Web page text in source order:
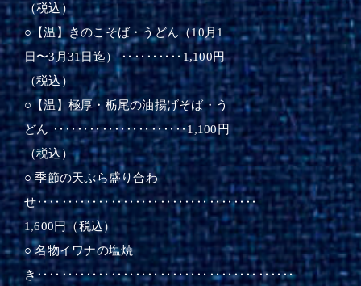
（税込）
○【温】きのこそば・うどん（10月1
日〜3月31日迄） ‥‥‥‥‥1,100円
（税込）
○【温】極厚・栃尾の油揚げそば・う
どん ‥‥‥‥‥‥‥‥‥‥‥1,100円
（税込）
○ 季節の天ぷら盛り合わ
せ‥‥‥‥‥‥‥‥‥‥‥‥‥‥‥‥‥‥
1,600円（税込）
○ 名物イワナの塩焼
き‥‥‥‥‥‥‥‥‥‥‥‥‥‥‥‥‥‥‥‥‥